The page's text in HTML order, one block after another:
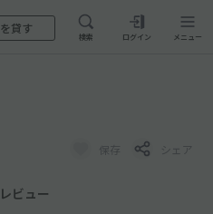
貸す
検索 ログイン メニュー
保存 シェア
レビュー